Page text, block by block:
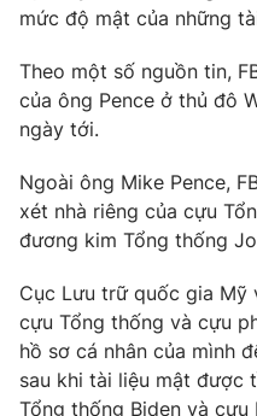
Theo dõi báo trên
Cơ quan chủ quản:Đài
Cơ quan báo chí:Thời báo
Giấy phép hoạt động báo in
Tổng Biên tập:Vũ Thanh
Phó Tổng Biên tập:
Nguyễn
Nguyễn Trọng Ninh
Tổng đài VTV:024.38 355
mức độ mật của những
Theo một số nguồn tin,
của ông Pence ở thủ đô
ngày tới.
Ngoài ông Mike Pence,
xét nhà riêng của cựu
đương kim Tổng thống
Cục Lưu trữ quốc gia Mỹ
cựu Tổng thống và cựu
hồ sơ cá nhân của mình
sau khi tài liệu mật được
Tổng thống Biden và cựu